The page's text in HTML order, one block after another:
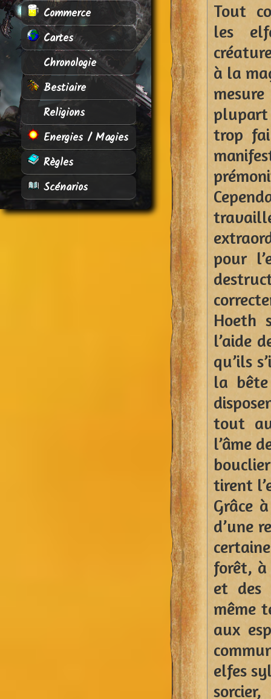
Commerce
Cartes
Chronologie
Bestiaire
Religions
Energies / Magies
Règles
Scénarios
Tout
les
à la
plupart
trop
pour
Hoeth
l’aide
qu’ils
la
tout
l’âme
tirent
Grâce
d’une
forêt, à
et des
même
aux
elfes